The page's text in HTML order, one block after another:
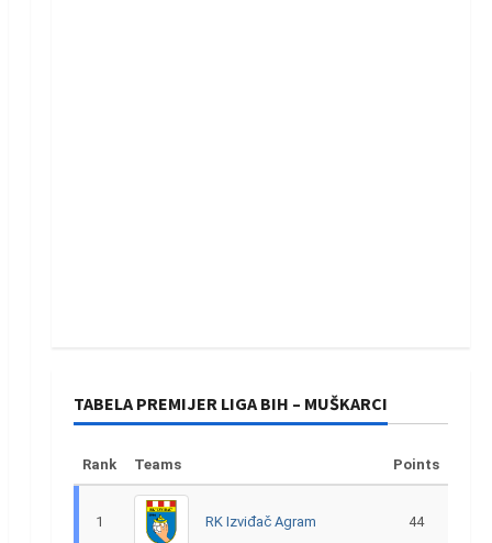
TABELA PREMIJER LIGA BIH – MUŠKARCI
Rank Teams Points
1 RK Izviđač Agram 44